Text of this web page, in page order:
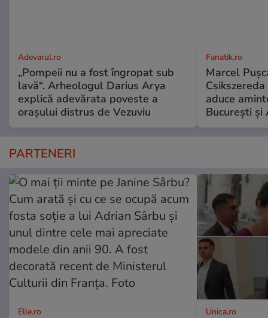
Adevarul.ro
„Pompeii nu a fost îngropat sub
lavă“. Arheologul Darius Arya
explică adevărata poveste a
orașului distrus de Vezuviu
Fanatik.ro
Marcel
aduce
București și
PARTENERI
Elle.ro Unica.ro